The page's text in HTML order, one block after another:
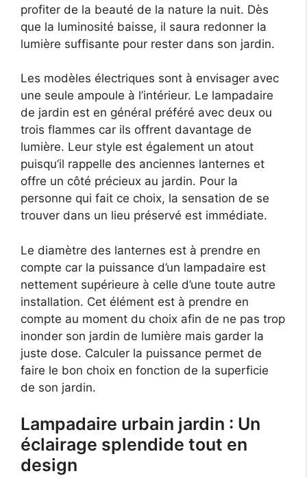
profiter de la beauté de la nature la nuit. Dès
que la luminosité baisse, il saura redonner la
lumière suffisante pour rester dans son jardin.
Les modèles électriques sont à envisager avec
une seule ampoule à l’intérieur. Le lampadaire
de jardin est en général préféré avec deux ou
trois flammes car ils offrent davantage de
lumière. Leur style est également un atout
puisqu’il rappelle des anciennes lanternes et
offre un côté précieux au jardin. Pour la
personne qui fait ce choix, la sensation de se
trouver dans un lieu préservé est immédiate.
Le diamètre des lanternes est à prendre en
compte car la puissance d’un lampadaire est
nettement supérieure à celle d’une toute autre
installation. Cet élément est à prendre en
compte au moment du choix afin de ne pas trop
inonder son jardin de lumière mais garder la
juste dose. Calculer la puissance permet de
faire le bon choix en fonction de la superficie
de son jardin.
Lampadaire urbain jardin : Un
éclairage splendide tout en
design